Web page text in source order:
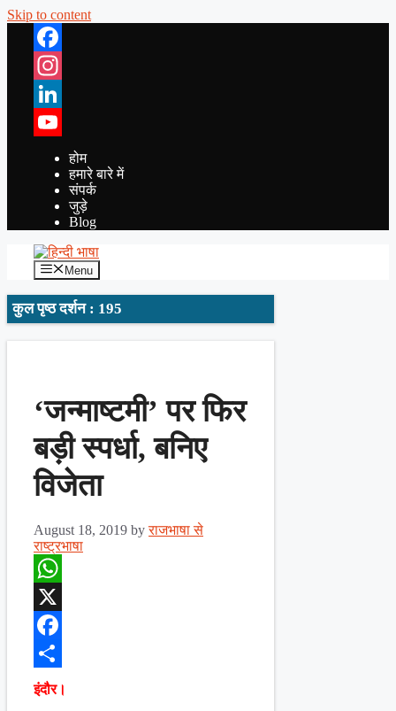
Skip to content
Facebook
Instagram
LinkedIn
YouTube
होम
हमारे बारे में
संपर्क
जुड़े
Blog
Menu
कुल पृष्ठ दर्शन : 195
‘जन्माष्टमी’ पर फिर
बड़ी स्पर्धा, बनिए
विजेता
August 18, 2019 byराजभाषा से
राष्ट्रभाषा
WhatsApp
X
Facebook
Share
इंदौर।